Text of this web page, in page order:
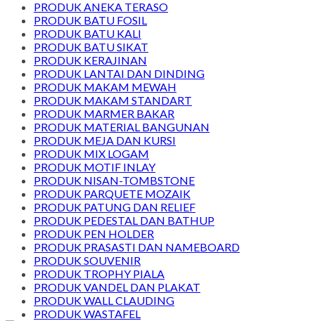
PRODUK ANEKA TERASO
PRODUK BATU FOSIL
PRODUK BATU KALI
PRODUK BATU SIKAT
PRODUK KERAJINAN
PRODUK LANTAI DAN DINDING
PRODUK MAKAM MEWAH
PRODUK MAKAM STANDART
PRODUK MARMER BAKAR
PRODUK MATERIAL BANGUNAN
PRODUK MEJA DAN KURSI
PRODUK MIX LOGAM
PRODUK MOTIF INLAY
PRODUK NISAN-TOMBSTONE
PRODUK PARQUETE MOZAIK
PRODUK PATUNG DAN RELIEF
PRODUK PEDESTAL DAN BATHUP
PRODUK PEN HOLDER
PRODUK PRASASTI DAN NAMEBOARD
PRODUK SOUVENIR
PRODUK TROPHY PIALA
PRODUK VANDEL DAN PLAKAT
PRODUK WALL CLAUDING
PRODUK WASTAFEL